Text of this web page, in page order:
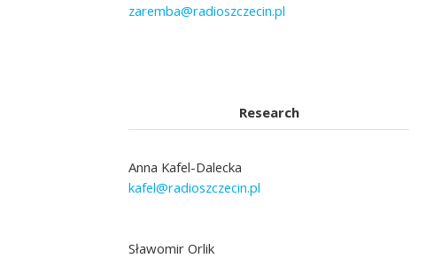
zaremba@radioszczecin.pl
Research
Anna Kafel-Dalecka
kafel@radioszczecin.pl
Sławomir Orlik